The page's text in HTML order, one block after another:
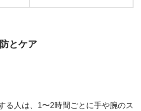
とケア
る人は、1〜2時間ごとに手や腕のス